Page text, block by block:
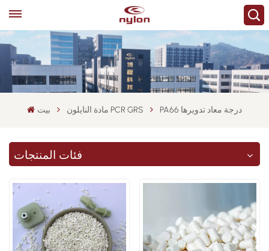
بيت مادة النايلون PCR GRS PA66 درجة معاد تدويرها
فئات المنتجات